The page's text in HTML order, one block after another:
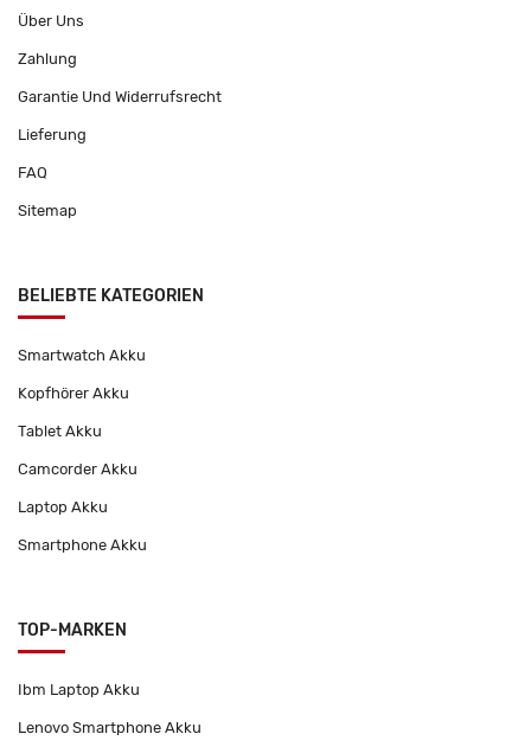
Über Uns
Zahlung
Garantie Und Widerrufsrecht
Lieferung
FAQ
Sitemap
BELIEBTE KATEGORIEN
Smartwatch Akku
Kopfhörer Akku
Tablet Akku
Camcorder Akku
Laptop Akku
Smartphone Akku
TOP-MARKEN
Ibm Laptop Akku
Lenovo Smartphone Akku